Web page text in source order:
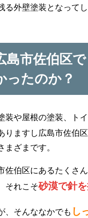
る外壁塗装となって
島市佐伯区
ったのか？
装や屋根の塗装、ト
りますし広島市佐伯
まざまです。
佐伯区にあるたくさ
それこそ砂漠で針
、そんななかでも し